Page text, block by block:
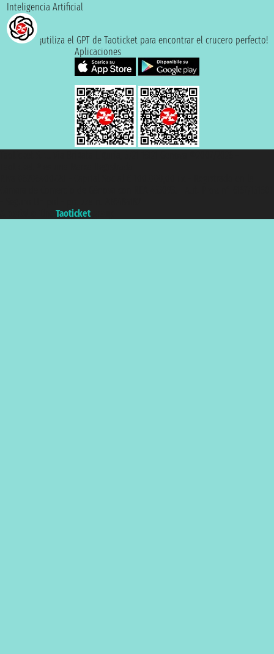
Inteligencia Artificial
¡utiliza el GPT de Taoticket para encontrar el crucero perfecto!
Aplicaciones
Taoticket